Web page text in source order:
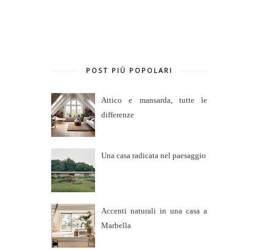
POST PIÙ POPOLARI
Attico e mansarda, tutte le
differenze
Una casa radicata nel paesaggio
Accenti naturali in una casa a
Marbella